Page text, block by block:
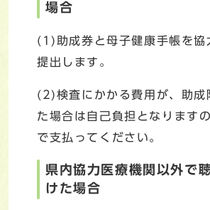
場合
(1)助成券と母子健康手帳を協
提出します。
(2)検査にかかる費用が、助成
た場合は自己負担となります
で支払ってください。
県内協力医療機関以外で
けた場合